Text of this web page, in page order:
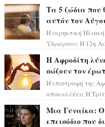
Τα 5 ζώδια που
αυτόν τον
Η εκρηκτική
Υδροχόους Η 12η
Η Αφροδίτη
σώζουν τον
Η επιστροφή της
αποκαλύψεις Η
Μια Γυναίκα: Ο
επεισόδιο που